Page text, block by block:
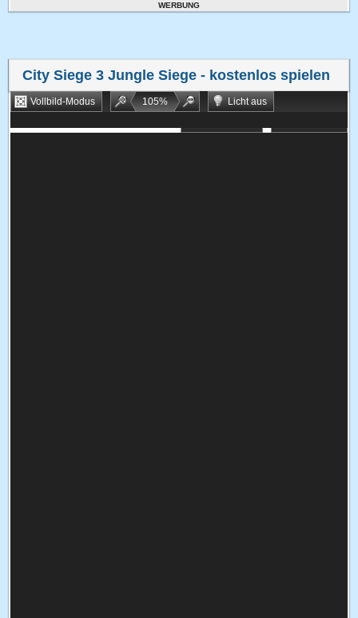
WERBUNG
City Siege 3 Jungle Siege - kostenlos spielen
Vollbild-Modus 105%
Licht aus